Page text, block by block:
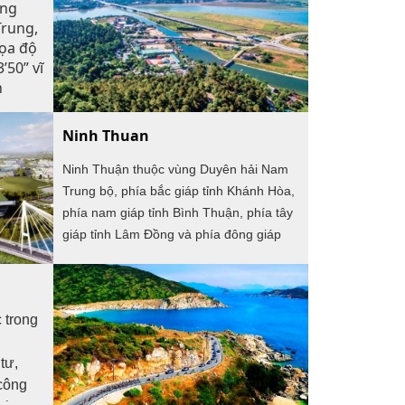
độ
vĩ
về
Chí
theo
Ngãi
Lào
trong
Ninh Thuan
Ninh Thuận thuộc vùng Duyên hải Nam
Trung bộ, phía bắc giáp tỉnh Khánh Hòa,
phía nam giáp tỉnh Bình Thuận, phía tây
giáp tỉnh Lâm Đồng và phía đông giáp